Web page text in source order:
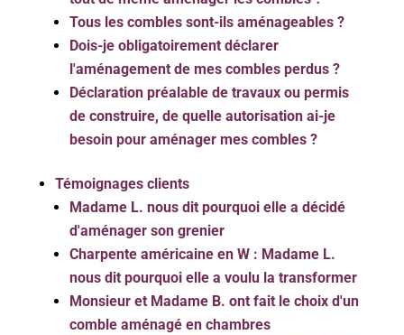
Tous les combles sont-ils aménageables ?
Dois-je obligatoirement déclarer
l'aménagement de mes combles perdus ?
Déclaration préalable de travaux ou permis
de construire, de quelle autorisation ai-je
besoin pour aménager mes combles ?
Témoignages clients
Madame L. nous dit pourquoi elle a décidé
d'aménager son grenier
Charpente américaine en W : Madame L.
nous dit pourquoi elle a voulu la transformer
Monsieur et Madame B. ont fait le choix d'un
comble aménagé en chambres